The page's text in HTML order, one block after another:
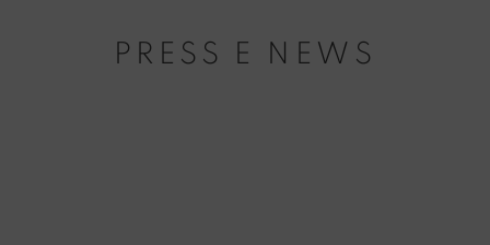
PRESS E NEWS